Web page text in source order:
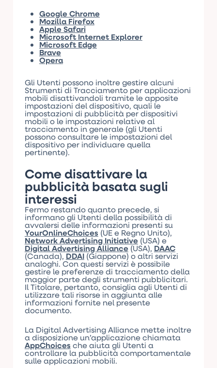
Google Chrome
Mozilla Firefox
Apple Safari
Microsoft Internet Explorer
Microsoft Edge
Brave
Opera
Gli Utenti possono inoltre gestire alcuni
Strumenti di Tracciamento per applicazioni
mobili disattivandoli tramite le apposite
impostazioni del dispositivo, quali le
impostazioni di pubblicità per dispositivi
mobili o le impostazioni relative al
tracciamento in generale (gli Utenti
possono consultare le impostazioni del
dispositivo per individuare quella
pertinente).
Come disattivare la
pubblicità basata sugli
interessi
Fermo restando quanto precede, si
informano gli Utenti della possibilità di
avvalersi delle informazioni presenti su
YourOnlineChoices (UE e Regno Unito),
Network Advertising Initiative(USA) e
Digital Advertising Alliance(USA), DAAC
(Canada), DDAI(Giappone) o altri servizi
analoghi. Con questi servizi è possibile
gestire le preferenze di tracciamento della
maggior parte degli strumenti pubblicitari.
Il Titolare, pertanto, consiglia agli Utenti di
utilizzare tali risorse in aggiunta alle
informazioni fornite nel presente
documento.
La Digital Advertising Alliance mette inoltre
a disposizione un’applicazione chiamata
AppChoices che aiuta gli Utenti a
controllare la pubblicità comportamentale
sulle applicazioni mobili.